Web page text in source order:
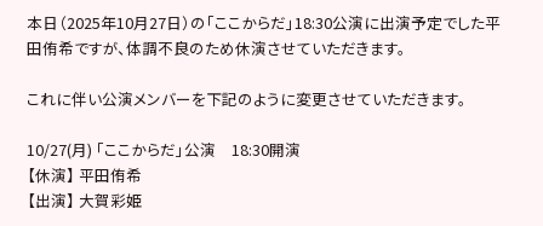
本日（2025年10月27日）の「ここからだ」18:30公演に出演予定でした平
田侑希ですが、体調不良のため休演させていただきます。
これに伴い公演メンバーを下記のように変更させていただきます。
10/27(月) 「ここからだ」公演 18:30開演
【休演】 平田侑希
【出演】 大賀彩姫